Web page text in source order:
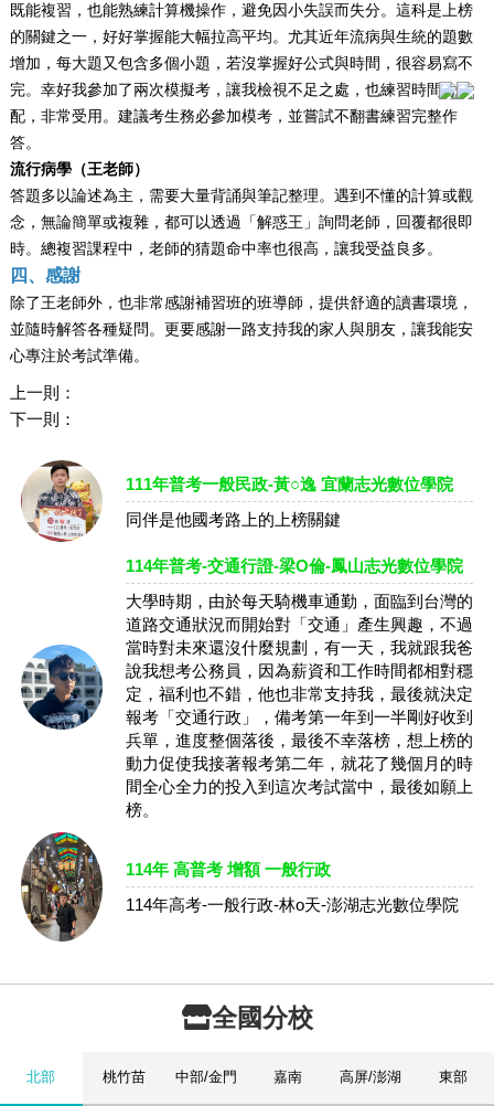
既能複習，也能熟練計算機操作，避免因小失誤而失分。這科是上榜
的關鍵之一，好好掌握能大幅拉高平均。尤其近年流病與生統的題數
增加，每大題又包含多個小題，若沒掌握好公式與時間，很容易寫不
完。幸好我參加了兩次模擬考，讓我檢視不足之處，也練習時間分
配，非常受用。建議考生務必參加模考，並嘗試不翻書練習完整作
答。
流行病學（王老師）
答題多以論述為主，需要大量背誦與筆記整理。遇到不懂的計算或觀
念，無論簡單或複雜，都可以透過「解惑王」詢問老師，回覆都很即
時。總複習課程中，老師的猜題命中率也很高，讓我受益良多。
四、感謝
除了王老師外，也非常感謝補習班的班導師，提供舒適的讀書環境，
並隨時解答各種疑問。更要感謝一路支持我的家人與朋友，讓我能安
心專注於考試準備。
上一則：
下一則：
111年普考一般民政-黃○逸 宜蘭志光數位學院
同伴是他國考路上的上榜關鍵
114年普考-交通行證-梁O倫-鳳山志光數位學院
大學時期，由於每天騎機車通勤，面臨到台灣的
道路交通狀況而開始對「交通」產生興趣，不過
當時對未來還沒什麼規劃，有一天，我就跟我爸
說我想考公務員，因為薪資和工作時間都相對穩
定，福利也不錯，他也非常支持我，最後就決定
報考「交通行政」，備考第一年到一半剛好收到
兵單，進度整個落後，最後不幸落榜，想上榜的
動力促使我接著報考第二年，就花了幾個月的時
間全心全力的投入到這次考試當中，最後如願上
榜。
114年 高普考 增額 一般行政
114年高考-一般行政-林o天-澎湖志光數位學院
全國分校
北部 桃竹苗 中部/金門 嘉南 高屏/澎湖 東部